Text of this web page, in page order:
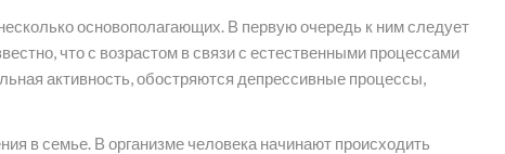
основополагающих. В первую очередь к ним следует
что с возрастом в связи с естественными процессами
активность, обостряются депрессивные процессы,
в семье. В организме человека начинают происходить